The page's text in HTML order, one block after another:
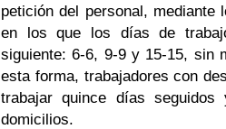
petición del personal,
en los que los días de
siguiente: 6-6, 9-9 y 15-15, sin
esta forma, trabajadores con
trabajar quince días
domicilios.